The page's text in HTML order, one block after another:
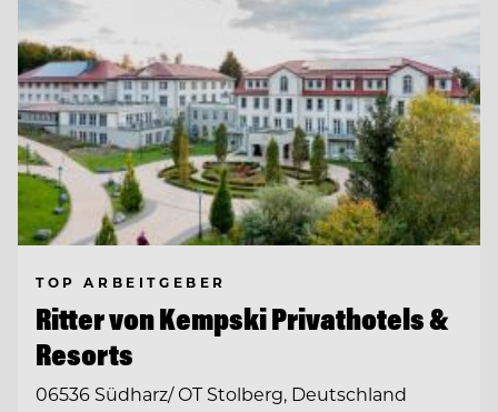
TOP ARBEITGEBER
Ritter von Kempski Privathotels &
Resorts
06536 Südharz/ OT Stolberg, Deutschland